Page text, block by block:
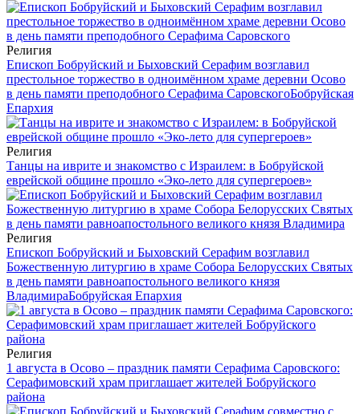
Религия
Епископ Бобруйский и Быховский Серафим возглавил
престольное торжество в одноимённом храме деревни Осово
в день памяти преподобного Серафима СаровскогоБобруйская
Епархия
Религия
Танцы на иврите и знакомство с Израилем: в Бобруйской
еврейской общине прошло «Эко-лето для супергероев»
Религия
Епископ Бобруйский и Быховский Серафим возглавил
Божественную литургию в храме Собора Белорусских Святых
в день памяти равноапостольного великого князя
ВладимираБобруйская Епархия
Религия
1 августа в Осово – праздник памяти Серафима Саровского:
Серафимовский храм приглашает жителей Бобруйского
района